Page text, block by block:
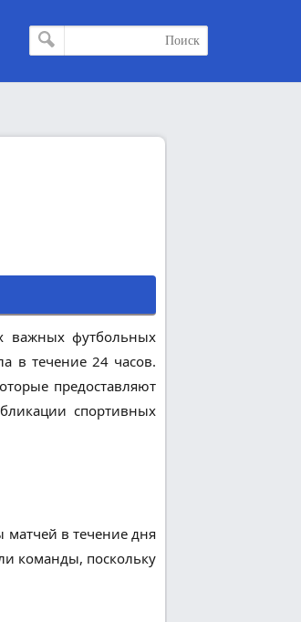
важных футбольных
в течение 24 часов.
предоставляют
спортивных
матчей в течение дня
команды, поскольку